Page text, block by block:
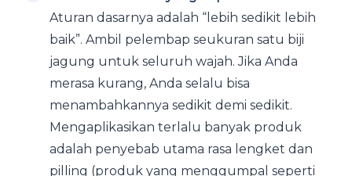
Aturan dasarnya adalah “lebih sedikit lebih
baik”. Ambil pelembap seukuran satu biji
jagung untuk seluruh wajah. Jika Anda
merasa kurang, Anda selalu bisa
menambahkannya sedikit demi sedikit.
Mengaplikasikan terlalu banyak produk
adalah penyebab utama rasa lengket dan
pilling (produk yang menggumpal seperti